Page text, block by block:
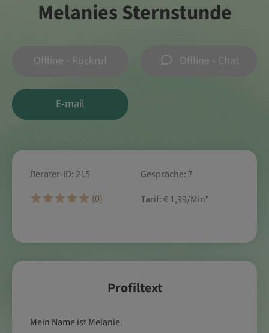
Melanies Sternstunde
Offline - Rückruf Offline - Chat
E-mail
Berater-ID: 215
Gespräche: 7
(0)
Tarif: € 1,99/Min*
Profiltext
Mein Name ist Melanie.